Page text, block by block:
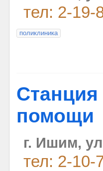
тел: 2-19-
поликлиника
помощи
г. Ишим,
тел: 2-10-